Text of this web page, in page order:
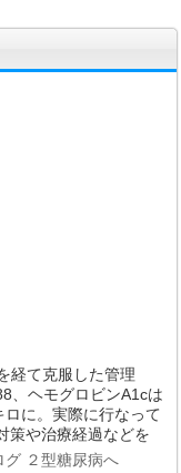
経て克服した管理
、ヘモグロビンA1cは
に。実際に行なって
策や治療経過などを